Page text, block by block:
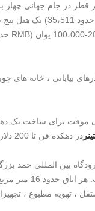
در جام جهانی چهار
بیابانی ، خانه های
که از هزاران چادر بیابانی به سبک هتل و 8000
بین المللی حمد
مرتب شده به